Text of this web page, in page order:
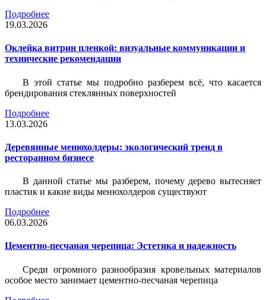
Подробнее
19.03.2026
Оклейка витрин пленкой: визуальные коммуникации и
технические рекомендации
В этой статье мы подробно разберем всё, что касается
брендирования стеклянных поверхностей
Подробнее
13.03.2026
Деревянные менюхолдеры: экологический тренд в
ресторанном бизнесе
В данной статье мы разберем, почему дерево вытесняет
пластик и какие виды менюхолдеров существуют
Подробнее
06.03.2026
Цементно-песчаная черепица: Эстетика и надежность
Среди огромного разнообразия кровельных материалов
особое место занимает цементно-песчаная черепица